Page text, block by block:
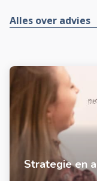
Alles over advies
Strategie en